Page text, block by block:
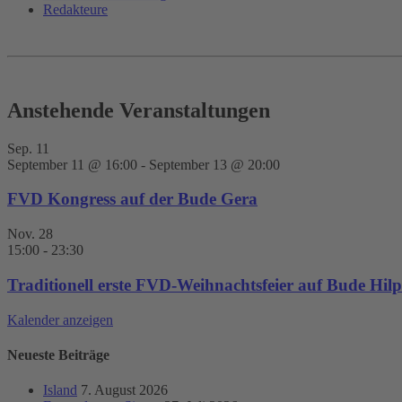
Redakteure
Anstehende Veranstaltungen
Sep. 11
September 11 @ 16:00 - September 13 @ 20:00
FVD Kongress auf der Bude Gera
Nov. 28
15:00 - 23:30
Traditionell erste FVD-Weihnachtsfeier auf Bude
Kalender anzeigen
Neueste Beiträge
Island 7. August 2026